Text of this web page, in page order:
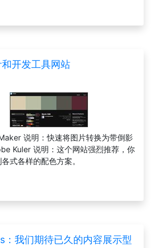
开发工具网站
说明：快速将图片转换为带倒影
Kuler 说明：这个网站强烈推荐，你
式各样的配色方案。
：我们期待已久的内容展示型